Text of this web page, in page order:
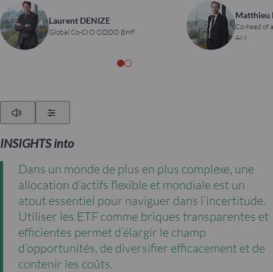
Laurent DENIZE
Global Co-CIO ODDO BHF
Matthieu
Co-head of
AM
INSIGHTS into
Dans un monde de plus en plus complexe, une
allocation d’actifs flexible et mondiale est un
atout essentiel pour naviguer dans l’incertitude.
Utiliser les ETF comme briques transparentes et
efficientes permet d’élargir le champ
d’opportunités, de diversifier efficacement et de
contenir les coûts.